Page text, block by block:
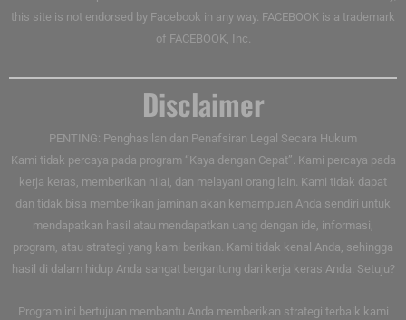
this site is not endorsed by Facebook in any way. FACEBOOK is a trademark
of FACEBOOK, Inc.
Disclaimer
PENTING: Penghasilan dan Penafsiran Legal Secara Hukum
Kami tidak percaya pada program “Kaya dengan Cepat”. Kami percaya pada
kerja keras, memberikan nilai, dan melayani orang lain. Kami tidak dapat
dan tidak bisa memberikan jaminan akan kemampuan Anda sendiri untuk
mendapatkan hasil atau mendapatkan uang dengan ide, informasi,
program, atau strategi yang kami berikan. Kami tidak kenal Anda, sehingga
hasil di dalam hidup Anda sangat bergantung dari kerja keras Anda. Setuju?
Program ini bertujuan membantu Anda memberikan strategi terbaik kami